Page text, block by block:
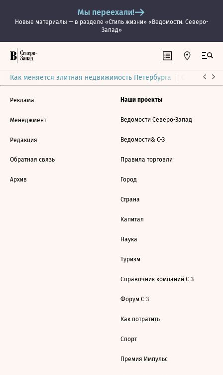
Мы переехали!
Новые материалы — в разделе «Стиль жизни» «Ведомости. Северо-
Запад»
Как меняется элитная недвижимость Петербурга Ситуация
Реклама
Менеджмент
Редакция
Обратная связь
Архив
Наши проекты
Ведомости Северо-Запад
Ведомости& С-З
Правила торговли
Город
Страна
Капитал
Наука
Туризм
Справочник компаний С-З
Форум С-З
Как потратить
Спорт
Премия Импульс